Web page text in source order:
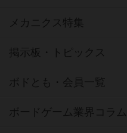
メカニクス特集
掲示板・トピックス
ボドとも・会員一覧
ボードゲーム業界コラム